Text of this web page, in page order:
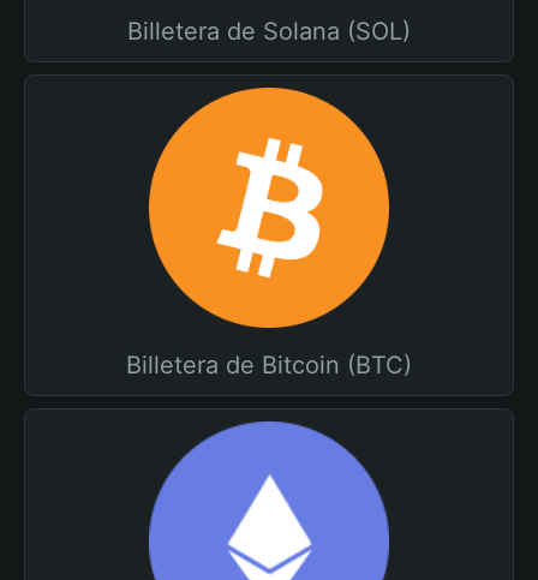
Billetera de Solana (SOL)
Billetera de Bitcoin (BTC)